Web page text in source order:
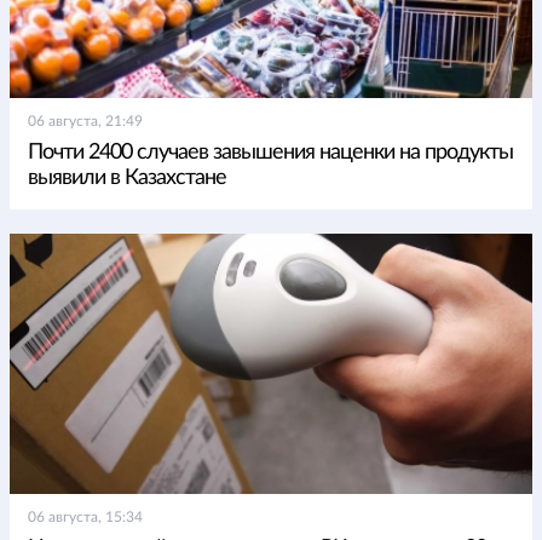
06 августа, 21:49
Почти 2400 случаев завышения наценки на продукты
выявили в Казахстане
06 августа, 15:34